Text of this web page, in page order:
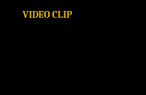
VIDEO CLIP